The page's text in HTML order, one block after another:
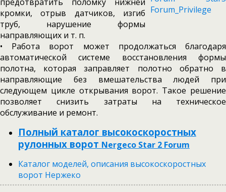
кромки, отрыв датчиков, изгиб
труб, нарушение формы
направляющих и т. п.
• Работа ворот может продолжаться благодаря
автоматической системе восстановления формы
полотна, которая заправляет полотно обратно в
направляющие без вмешательства людей при
следующем цикле открывания ворот. Такое решение
позволяет снизить затраты на техническое
обслуживание и ремонт.
Полный каталог высокоскоростных
рулонных ворот Nergeco Star 2 Forum
Каталог моделей, описания высокоскоростных
ворот Нержеко